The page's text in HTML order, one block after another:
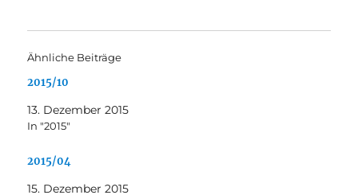
Ähnliche Beiträge
2015/10
13. Dezember 2015
In "2015"
2015/04
15. Dezember 2015